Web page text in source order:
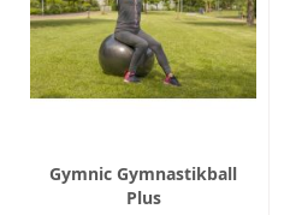
Gymnic Gymnastikball
Plus